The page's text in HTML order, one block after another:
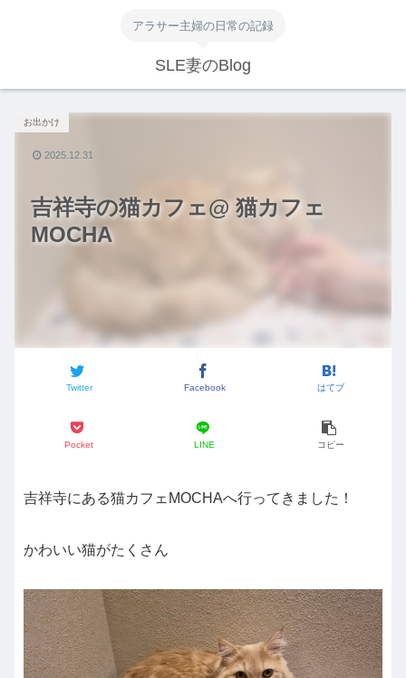
アラサー主婦の日常の記録
SLE妻のBlog
吉祥寺の猫カフェ@ 猫カフェ
MOCHA
お出かけ
Twitter Facebook はてブ
Pocket LINE コピー
2025.12.31
吉祥寺にある猫カフェMOCHAへ行ってきました！
かわいい猫がたくさん